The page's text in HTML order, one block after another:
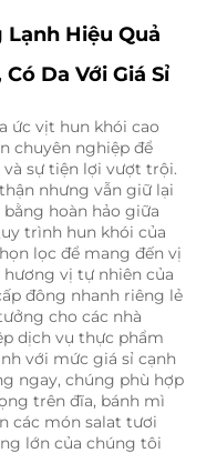
Hiệu Quả
Da Với Giá Sỉ
ức vịt hun khói cao
chuyên nghiệp để
sự tiện lợi vượt trội.
nhưng vẫn giữ lại
hoàn hảo giữa
trình hun khói của
lọc để mang đến vị
vị tự nhiên của
đông nhanh riêng lẻ
cho các nhà
dịch vụ thực phẩm
với mức giá sỉ cạnh
ngay, chúng phù hợp
trên đĩa, bánh mì
các món salat tươi
lớn của chúng tôi